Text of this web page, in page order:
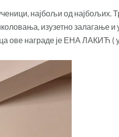
најбољи од најбољих.
изузетно залагање и
ове награде је ЕНА ЛАКИЋ (